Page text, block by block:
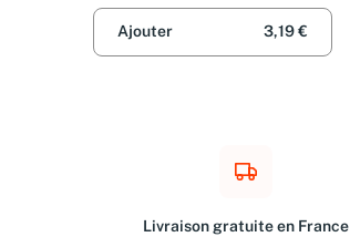
Ajouter 3,19 €
Livraison gratuite en France